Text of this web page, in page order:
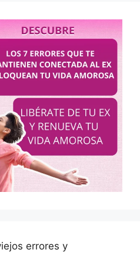
errores y